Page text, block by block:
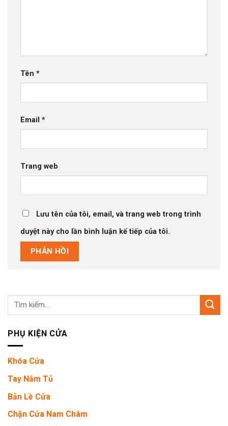
Tên *
Email *
Trang web
Lưu tên của tôi, email, và trang web trong trình
duyệt này cho lần bình luận kế tiếp của tôi.
Tìm
PHỤ KIỆN CỬA
Khóa Cửa
Tay Nắm Tủ
Bản Lề Cửa
Chặn Cửa Nam Châm